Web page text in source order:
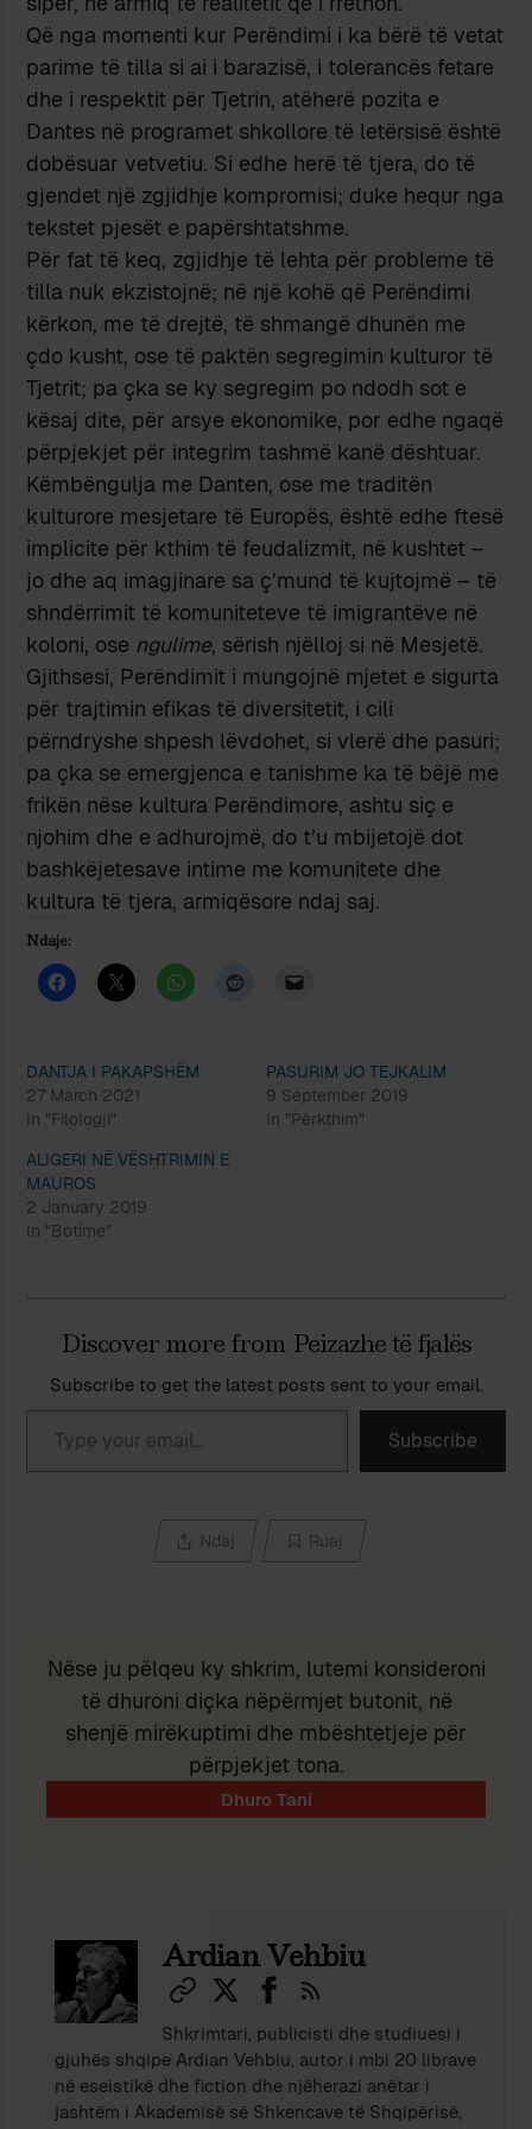
Që nga momenti kur Perëndimi i ka bërë të vetat
parime të tilla si ai i barazisë, i tolerancës fetare
dhe i respektit për Tjetrin, atëherë pozita e
Dantes në programet shkollore të letërsisë është
dobësuar vetvetiu. Si edhe herë të tjera, do të
gjendet një zgjidhje kompromisi; duke hequr nga
tekstet pjesët e papërshtatshme.
Për fat të keq, zgjidhje të lehta për probleme të
tilla nuk ekzistojnë; në një kohë që Perëndimi
kërkon, me të drejtë, të shmangë dhunën me
çdo kusht, ose të paktën segregimin kulturor të
Tjetrit; pa çka se ky segregim po ndodh sot e
kësaj dite, për arsye ekonomike, por edhe ngaqë
përpjekjet për integrim tashmë kanë dështuar.
Këmbëngulja me Danten, ose me traditën
kulturore mesjetare të Europës, është edhe ftesë
implicite për kthim të feudalizmit, në kushtet –
jo dhe aq imagjinare sa ç’mund të kujtojmë – të
shndërrimit të komuniteteve të imigrantëve në
koloni, ose ngulime, sërish njëlloj si në Mesjetë.
Gjithsesi, Perëndimit i mungojnë mjetet e sigurta
për trajtimin efikas të diversitetit, i cili
përndryshe shpesh lëvdohet, si vlerë dhe pasuri;
pa çka se emergjenca e tanishme ka të bëjë me
frikën nëse kultura Perëndimore, ashtu siç e
njohim dhe e adhurojmë, do t’u mbijetojë dot
bashkëjetesave intime me komunitete dhe
kultura të tjera, armiqësore ndaj saj.
Ndaje:
DANTJA I PAKAPSHËM
27 March 2021
In "Filologji"
PASURIM JO TEJKALIM
9 September 2019
In "Përkthim"
ALIGERI NË VËSHTRIMIN E
MAUROS
2 January 2019
In "Botime"
Discover more from Peizazhe të fjalës
Subscribe to get the latest posts sent to your email.
Type your email…
Subscribe
Ndaj Ruaj
Nëse ju pëlqeu ky shkrim, lutemi konsideroni
të dhuroni diçka nëpërmjet butonit, në
shenjë mirëkuptimi dhe mbështetjeje për
përpjekjet tona.
Ardian Vehbiu
Shkrimtari, publicisti dhe studiuesi i
gjuhës shqipe Ardian Vehbiu, autor i mbi 20 librave
në eseistikë dhe fiction dhe njëherazi anëtar i
jashtëm i Akademisë së Shkencave të Shqipërisë,